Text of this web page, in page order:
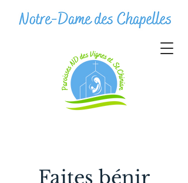
Faites bénir